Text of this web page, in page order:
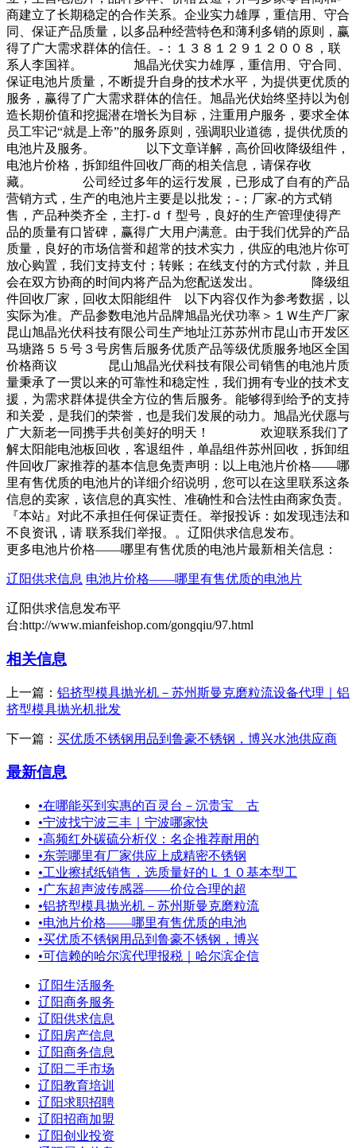
商建立了长期稳定的合作关系。企业实力雄厚，重信用、守合
同、保证产品质量，以多品种经营特色和薄利多销的原则，赢
得了广大需求群体的信任。-：１３８１２９１２００８，联
系人李国祥。 旭晶光伏实力雄厚，重信用、守合同、
保证电池片质量，不断提升自身的技术水平，为提供更优质的
服务，赢得了广大需求群体的信任。旭晶光伏始终坚持以为创
造长期价值和挖掘潜在增长为目标，注重用户服务，要求全体
员工牢记“就是上帝”的服务原则，强调职业道德，提供优质的
电池片及服务。 以下文章详解，高价回收降级组件，
电池片价格，拆卸组件回收厂商的相关信息，请保存收
藏。 公司经过多年的运行发展，已形成了自有的产品
营销方式，生产的电池片主要是以批发；-；厂家-的方式销
售，产品种类齐全，主打-ｄｆ型号，良好的生产管理使得产
品的质量有口皆碑，赢得广大用户满意。由于我们优异的产品
质量，良好的市场信誉和超常的技术实力，供应的电池片你可
放心购置，我们支持支付；转账；在线支付的方式付款，并且
会在双方协商的时间内将产品为您配送发出。 降级组
件回收厂家，回收太阳能组件 以下内容仅作为参考数据，以
实际为准。产品参数电池片品牌旭晶光伏功率＞１Ｗ生产厂家
昆山旭晶光伏科技有限公司生产地址江苏苏州市昆山市开发区
马塘路５５号３号房售后服务优质产品等级优质服务地区全国
价格商议 昆山旭晶光伏科技有限公司销售的电池片质
量秉承了一贯以来的可靠性和稳定性，我们拥有专业的技术支
援，为需求群体提供全方位的售后服务。能够得到给予的支持
和关爱，是我们的荣誉，也是我们发展的动力。旭晶光伏愿与
广大新老一同携手共创美好的明天！ 欢迎联系我们了
解太阳能电池板回收，客退组件，单晶组件苏州回收，拆卸组
件回收厂家推荐的基本信息免责声明：以上电池片价格——哪
里有售优质的电池片的详细介绍说明，您可以在这里联系这条
信息的卖家，该信息的真实性、准确性和合法性由商家负责。
『本站』对此不承担任何保证责任。举报投诉：如发现违法和
不良资讯，请 联系我们举报。。辽阳供求信息发布。
更多电池片价格——哪里有售优质的电池片最新相关信息：
辽阳供求信息 电池片价格——哪里有售优质的电池片
辽阳供求信息发布平
台:http://www.mianfeishop.com/gongqiu/97.html
相关信息
上一篇： 铝挤型模具抛光机－苏州斯曼克磨粒流设备代理｜铝
挤型模具抛光机批发
下一篇： 买优质不锈钢用品到鲁豪不锈钢，博兴水池供应商
最新信息
•在哪能买到实惠的百灵台－沉贵宝 古
•宁波找宁波三丰｜宁波哪家快
•高频红外碳硫分析仪：名企推荐耐用的
•东莞哪里有厂家供应上成精密不锈钢
•工业擦拭纸销售，选质量好的Ｌ１０基本型工
•广东超声波传感器——价位合理的超
•铝挤型模具抛光机－苏州斯曼克磨粒流
•电池片价格——哪里有售优质的电池
•买优质不锈钢用品到鲁豪不锈钢，博兴
•可信赖的哈尔滨代理报税｜哈尔滨企信
辽阳生活服务
辽阳商务服务
辽阳供求信息
辽阳房产信息
辽阳商务信息
辽阳二手市场
辽阳教育培训
辽阳求职招聘
辽阳招商加盟
辽阳创业投资